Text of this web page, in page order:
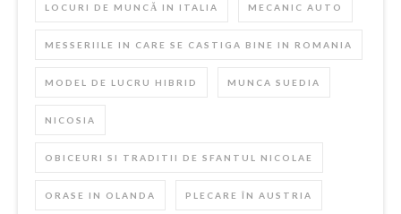
LOCURI DE MUNCĂ IN ITALIA MECANIC AUTO
MESSERIILE IN CARE SE CASTIGA BINE IN ROMANIA
MODEL DE LUCRU HIBRID MUNCA SUEDIA
NICOSIA
OBICEURI SI TRADITII DE SFANTUL NICOLAE
ORASE IN OLANDA PLECARE ÎN AUSTRIA